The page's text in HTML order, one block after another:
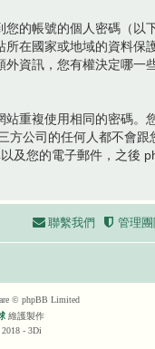
的帳號的個人密碼（
在國家或地域的資料
資訊，您有權決定哪
重複使用相同的密碼
公司的任何人都不會
及您的電子郵件，之後
管理
聯繫我們
© phpBB Limited
維護製作
- 3Di